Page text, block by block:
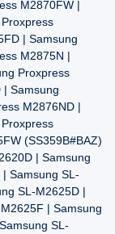
M2870FW |
| Samsung
M2875N |
Proxpress
| Samsung
M2876ND |
(SS359B#BAZ)
| Samsung
Samsung SL-
SL-M2625D |
| Samsung
SL-